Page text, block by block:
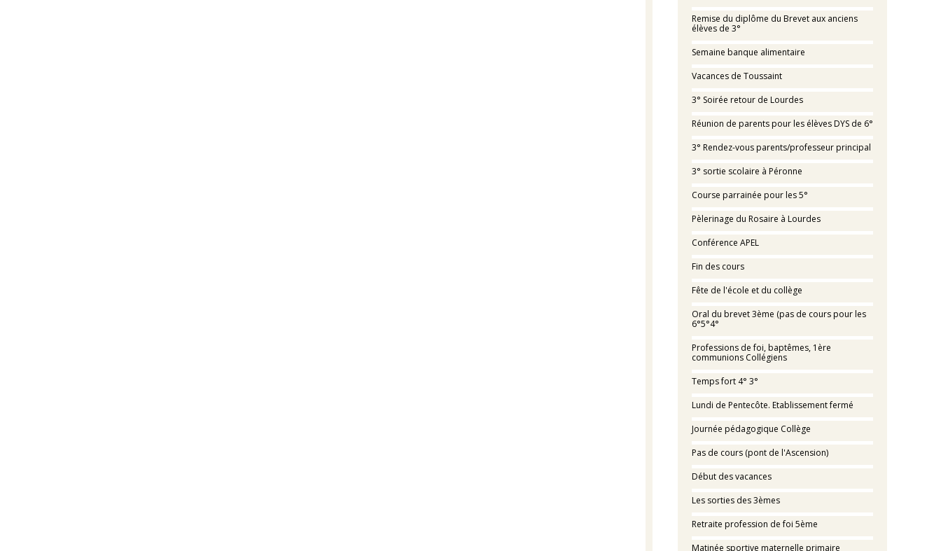
Remise du diplôme du Brevet aux anciens
élèves de 3°
Semaine banque alimentaire
Vacances de Toussaint
3° Soirée retour de Lourdes
Réunion de parents pour les élèves DYS de 6°
3° Rendez-vous parents/professeur principal
3° sortie scolaire à Péronne
Course parrainée pour les 5°
Pèlerinage du Rosaire à Lourdes
Conférence APEL
Fin des cours
Fête de l'école et du collège
Oral du brevet 3ème (pas de cours pour les
6°5°4°
Professions de foi, baptêmes, 1ère
communions Collégiens
Temps fort 4° 3°
Lundi de Pentecôte. Etablissement fermé
Journée pédagogique Collège
Pas de cours (pont de l'Ascension)
Début des vacances
Les sorties des 3èmes
Retraite profession de foi 5ème
Matinée sportive maternelle primaire